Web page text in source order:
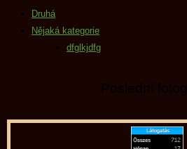
Druhá
Nějaká kategorie
dfglkjdfg
Poslední